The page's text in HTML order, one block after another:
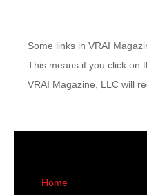
Some links in VRAI
This means if you click on
VRAI Magazine, LLC will
Home